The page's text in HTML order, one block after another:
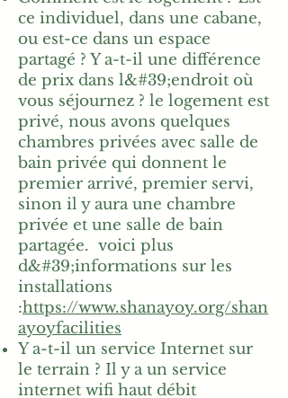
ce individuel, dans une cabane,
ou est-ce dans un espace
partagé ? Y a-t-il une différence
de prix dans l&#39;endroit où
vous séjournez ? le logement est
privé, nous avons quelques
chambres privées avec salle de
bain privée qui donnent le
premier arrivé, premier servi,
sinon il y aura une chambre
privée et une salle de bain
partagée. voici plus
d&#39;informations sur les
installations
:https://www.shanayoy.org/shan
ayoyfacilities
Y a-t-il un service Internet sur
le terrain ? Il y a un service
internet wifi haut débit